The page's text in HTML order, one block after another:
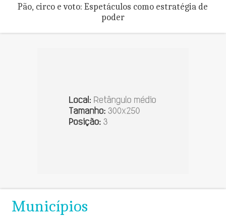
Pão, circo e voto: Espetáculos como estratégia de
poder
Municípios